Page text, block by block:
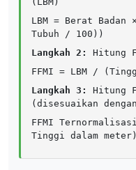
LBM = Berat
Tubuh / 100))
Langkah 2:
Hitung
FFMI = LBM /
Langkah 3:
Hitung
(disesuaikan
FFMI
Tinggi dalam meter)